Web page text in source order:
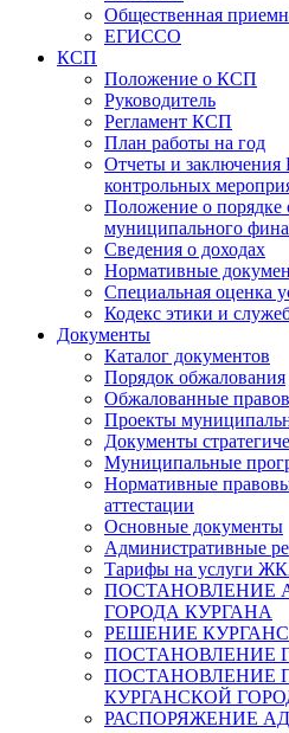
Общественная
ЕГИССО
КСП
Положение о КСП
Руководитель
Регламент КСП
План работы на год
Отчеты и
контрольных
Положение о порядке
муниципального
Сведения о доходах
Нормативные
Специальная оценка
Кодекс этики и
Документы
Каталог документов
Порядок обжалования
Обжалованные
Проекты
Документы
Муниципальные
Нормативные
аттестации
Основные документы
Административные
Тарифы на услуги
ПОСТАНОВЛЕНИЕ
ГОРОДА КУРГАНА
РЕШЕНИЕ
ПОСТАНОВЛЕНИЕ
ПОСТАНОВЛЕНИЕ
КУРГАНСКОЙ
РАСПОРЯЖЕНИЕ